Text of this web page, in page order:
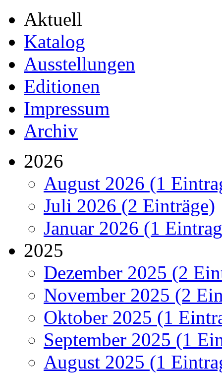
Aktuell
Katalog
Ausstellungen
Editionen
Impressum
Archiv
2026
August 2026 (1
Juli 2026 (2 Einträge)
Januar 2026 (1
2025
Dezember 2025 (2
November 2025 (2
Oktober 2025 (1
September 2025 (1
August 2025 (1